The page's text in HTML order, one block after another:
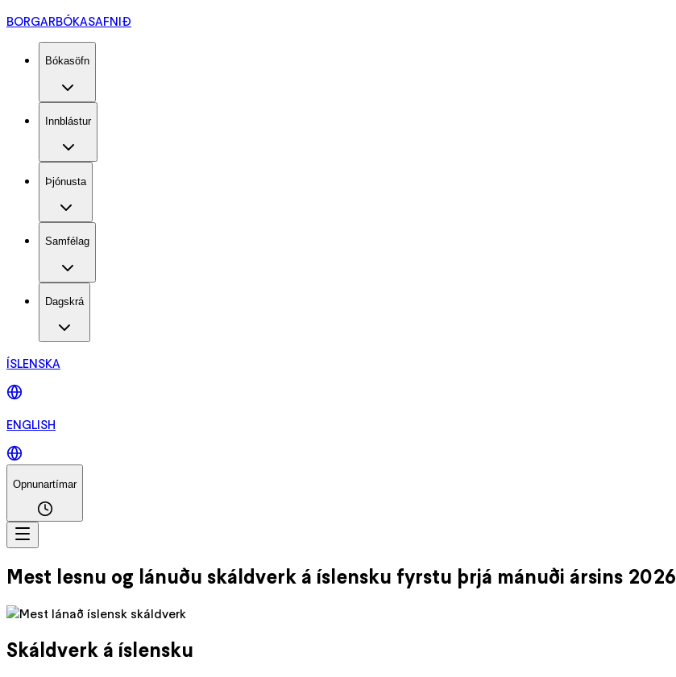
BORGARBÓKASAFNIÐ
Bókasöfn
Innblástur
Þjónusta
Samfélag
Dagskrá
ÍSLENSKA
ENGLISH
Opnunartímar
Mest lesnu og lánuðu skáldverk á íslensku fyrstu þrjá mánuði ársins 2026
Skáldverk á íslensku